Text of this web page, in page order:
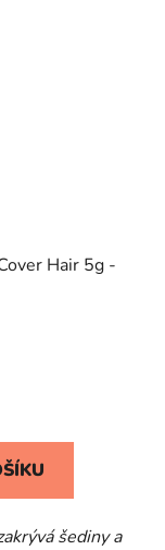
Hair 5g -
šediny a